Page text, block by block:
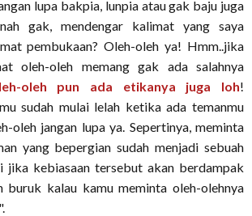
lupa bakpia, lunpia atau gak baju juga
gak, mendengar kalimat yang saya
pembukaan? Oleh-oleh ya! Hmm..jika
oleh-oleh memang gak ada salahnya
oleh pun ada etikanya juga loh!
sudah mulai lelah ketika ada temanmu
oleh jangan lupa ya. Sepertinya, meminta
yang bepergian sudah menjadi sebuah
jika kebiasaan tersebut akan berdampak
buruk kalau kamu meminta oleh-olehnya